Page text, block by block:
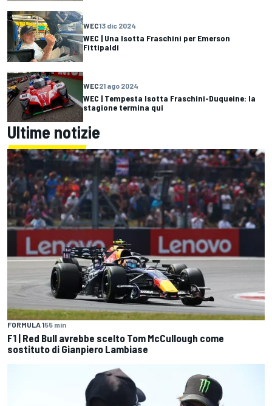
WEC13 dic 2024
WEC | Una Isotta Fraschini per Emerson
Fittipaldi
WEC21 ago 2024
WEC | Tempesta Isotta Fraschini-Duqueine: la
stagione termina qui
Ultime notizie
FORMULA 155 min
F1 | Red Bull avrebbe scelto Tom McCullough come
sostituto di Gianpiero Lambiase